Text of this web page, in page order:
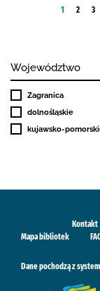
1 2 3
Województwo
Zagranica
dolnośląskie
kujawsko-
Kontakt
Mapa bibliotek
Dane pochodzą z